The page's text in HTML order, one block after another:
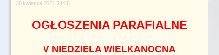
30 kwietnia 2021 21:58
OGŁOSZENIA PARAFIALNE
V NIEDZIELA WIELKANOCNA